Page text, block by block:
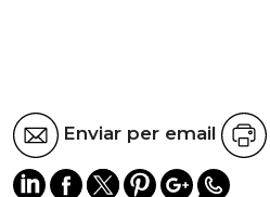
Enviar per email